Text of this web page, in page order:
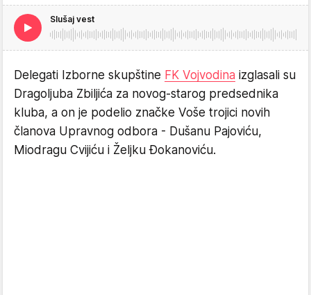
Slušaj vest
Delegati Izborne skupštine FK Vojvodina izglasali su
Dragoljuba Zbiljića za novog-starog predsednika
kluba, a on je podelio značke Voše trojici novih
članova Upravnog odbora - Dušanu Pajoviću,
Miodragu Cvijiću i Željku Đokanoviću.